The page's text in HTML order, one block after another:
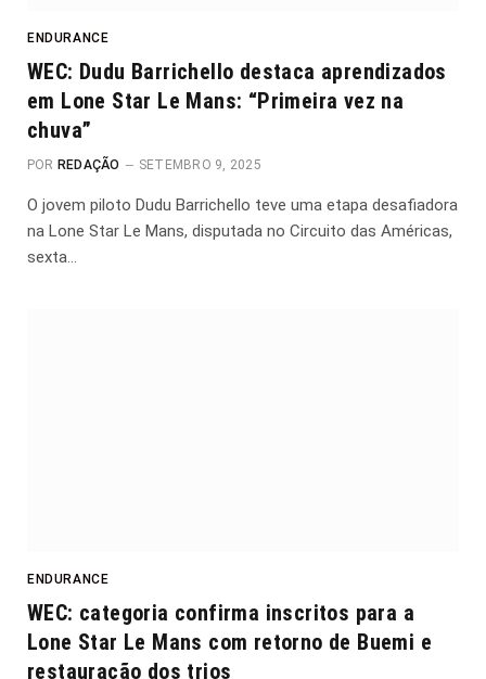
ENDURANCE
WEC: Dudu Barrichello destaca aprendizados
em Lone Star Le Mans: “Primeira vez na
chuva”
POR REDAÇÃO SETEMBRO 9, 2025
O jovem piloto Dudu Barrichello teve uma etapa desafiadora
na Lone Star Le Mans, disputada no Circuito das Américas,
sexta…
ENDURANCE
WEC: categoria confirma inscritos para a
Lone Star Le Mans com retorno de Buemi e
restauração dos trios